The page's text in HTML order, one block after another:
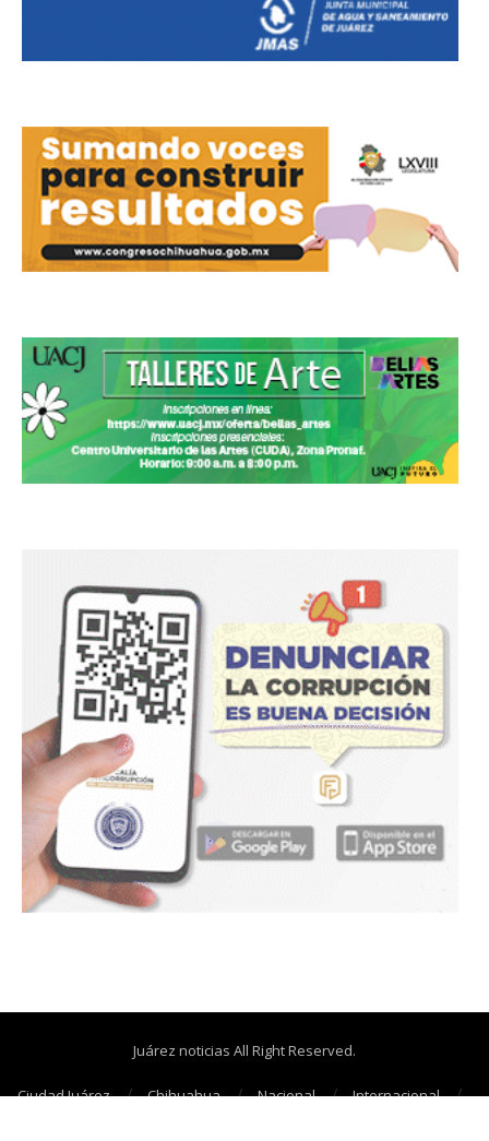
Juárez noticias All Right Reserved.
Ciudad Juárez Chihuahua Nacional
Internacional